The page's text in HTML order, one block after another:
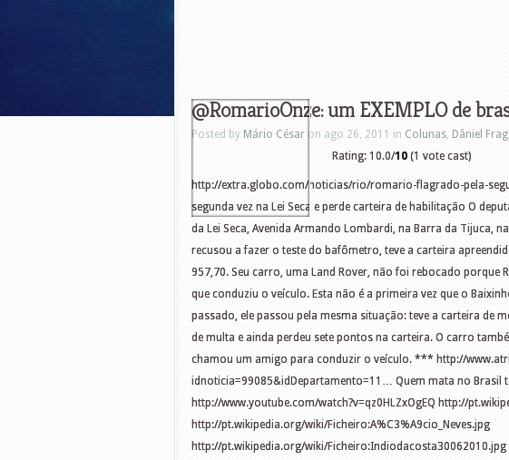
@RomarioOnze: um EXEMPLO de
Posted by Mário César on ago 26, 2011 in Colunas, Dâniel
Rating: 10.0/10 (1 vote cast)
http://extra.globo.com/noticias/rio/romario-flagrado-pela-
segunda vez na Lei Seca e perde carteira de habilitação O
da Lei Seca, Avenida Armando Lombardi, na Barra da Tijuca,
recusou a fazer o teste do bafômetro, teve a carteira
957,70. Seu carro, uma Land Rover, não foi rebocado
que conduziu o veículo. Esta não é a primeira vez que o
passado, ele passou pela mesma situação: teve a carteira de
de multa e ainda perdeu sete pontos na carteira. O carro
chamou um amigo para conduzir o veículo. *** http://
idnoticia=99085&idDepartamento=11… Quem mata no Brasil
http://www.youtube.com/watch?v=qz0HLZxOgEQ http://
http://pt.wikipedia.org/wiki/Ficheiro:A%C3%A9cio_Neves.jpg
http://pt.wikipedia.org/wiki/Ficheiro:Indiodacosta30062010.jpg